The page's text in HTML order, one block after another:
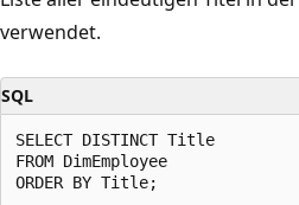
verwendet.
SQL
SELECT DISTINCT Title
FROM DimEmployee